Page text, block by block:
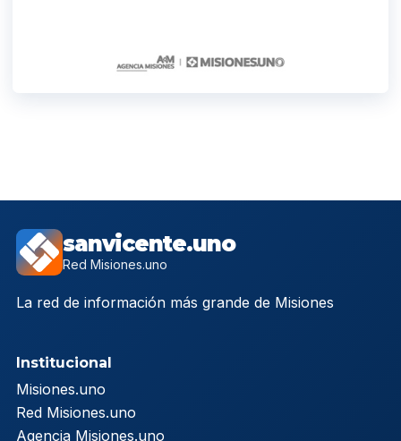
sanvicente.uno
Red Misiones.uno
La red de información más grande de Misiones
Institucional
Misiones.uno
Red Misiones.uno
Agencia Misiones.uno